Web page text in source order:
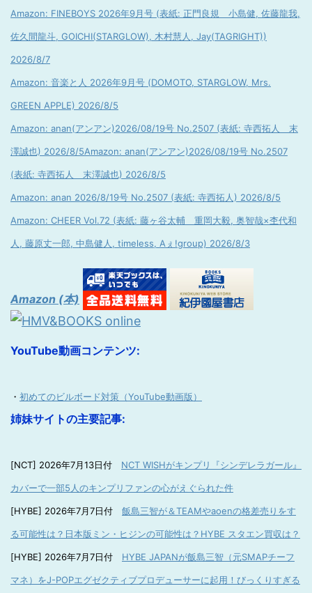
Amazon: FINEBOYS 2026年9月号 (表紙: 正門良規 小島健, 佐藤龍我,
佐久間龍斗, GOICHI(STARGLOW), 木村慧人, Jay(TAGRIGHT))
2026/8/7
Amazon: 音楽と人 2026年9月号 (DOMOTO, STARGLOW, Mrs.
GREEN APPLE) 2026/8/5
Amazon: anan(アンアン)2026/08/19号 No.2507 (表紙: 寺西拓人 末
澤誠也) 2026/8/5Amazon: anan(アンアン)2026/08/19号 No.2507
(表紙: 寺西拓人 末澤誠也) 2026/8/5
Amazon: anan 2026/8/19号 No.2507 (表紙: 寺西拓人) 2026/8/5
Amazon: CHEER Vol.72 (表紙: 藤ヶ谷太輔 重岡大毅, 奥智哉×杢代和
人, 藤原丈一郎, 中島健人, timeless, Aぇ!group) 2026/8/3
Amazon (本)
YouTube動画コンテンツ:
・ 初めてのビルボード対策（YouTube動画版）
姉妹サイトの主要記事:
[NCT] 2026年7月13日付 NCT WISHがキンプリ『シンデレラガール』
カバーで一部5人のキンプリファンの心がえぐられた件
[HYBE] 2026年7月7日付 飯島三智が＆TEAMやaoenの格差売りをす
る可能性は？日本版ミン・ヒジンの可能性は？HYBE スタエン買収は？
[HYBE] 2026年7月7日付 HYBE JAPANが飯島三智（元SMAPチーフ
マネ）をJ-POPエグゼクティブプロデューサーに起用！びっくりすぎる